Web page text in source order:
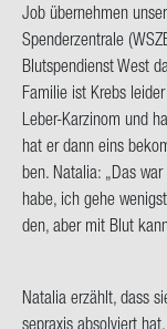
Job über­neh­men
Spen­der­zen­tra­le
Blutspendienst West
Fa­mi­lie ist Krebs
Leber-​Karzinom und
hat er dann eins
ben. Na­ta­lia: „Das
habe, ich gehe
den, aber mit Blut
Na­ta­lia er­zählt, dass
se­pra­xis ab­sol­viert